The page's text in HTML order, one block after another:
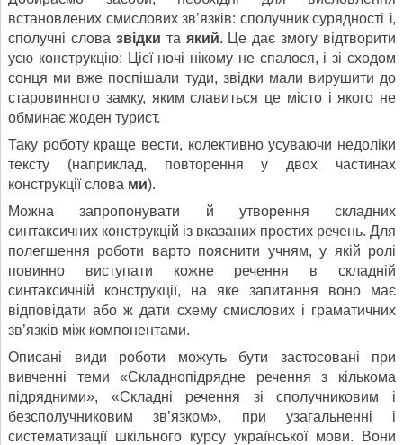
встановлених смислових зв’язків: сполучник сурядності і,
сполучні слова звідки та який. Це дає змогу відтворити
усю конструкцію: Цієї ночі нікому не спалося, і зі сходом
сонця ми вже поспішали туди, звідки мали вирушити до
старовинного замку, яким славиться це місто і якого не
обминає жоден турист.
Таку роботу краще вести, колективно усуваючи недоліки
тексту (наприклад, повторення у двох частинах
конструкції слова ми).
Можна запропонувати й утворення складних
синтаксичних конструкцій із вказаних простих речень. Для
полегшення роботи варто пояснити учням, у якій ролі
повинно виступати кожне речення в складній
синтаксичній конструкції, на яке запитання воно має
відповідати або ж дати схему смислових і граматичних
зв’язків між компонентами.
Описані види роботи можуть бути застосовані при
вивченні теми «Складнопідрядне речення з кількома
підрядними», «Складні речення зі сполучниковим і
безсполучниковим зв’язком», при узагальненні і
систематизації шкільного курсу української мови. Вони